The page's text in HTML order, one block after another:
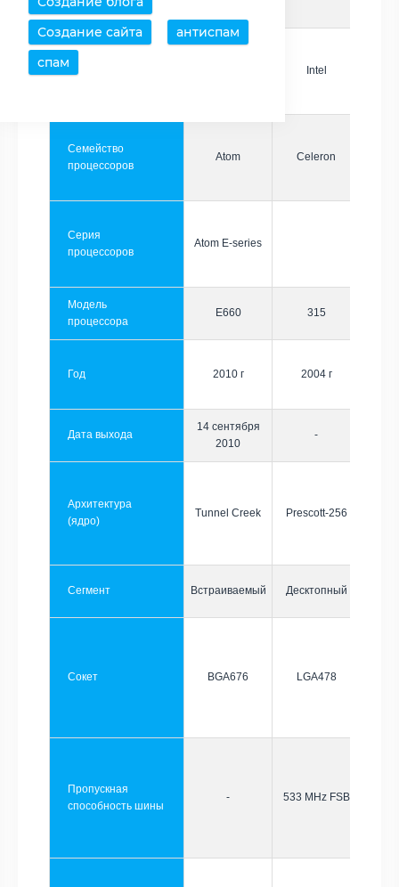
Создание сайта
антиспам
спам
Производитель Intel
Семейство
процессоров
Atom Celeron
Серия
процессоров
Atom E-series
Модель
процессора
E660 315
Год 2010 г 2004 г
Дата выхода
14 сентября
2010
-
Архитектура
(ядро)
Tunnel Creek Prescott-256
Сегмент Встраиваемый Десктопный
Сокет BGA676 LGA478
Пропускная
способность шины
- 533 MHz FSB